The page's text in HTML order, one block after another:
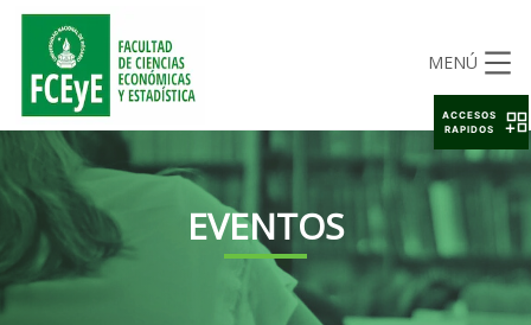
MENÚ
EVENTOS
ACCESOS
RAPIDOS